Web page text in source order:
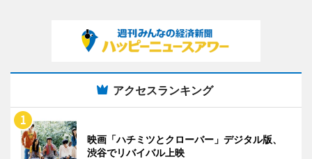
アクセスランキング
映画「ハチミツとクローバー」デジタル版、
渋谷でリバイバル上映